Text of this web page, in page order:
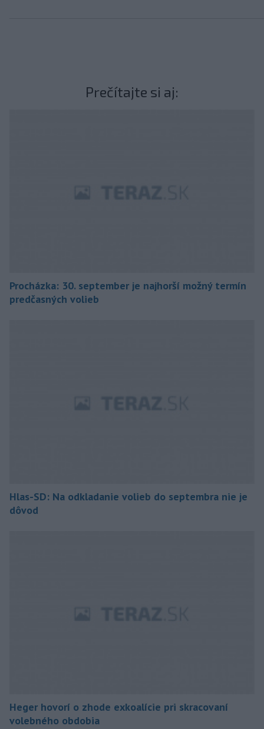
Prečítajte si aj:
Procházka: 30. september je najhorší možný termín
predčasných volieb
Hlas-SD: Na odkladanie volieb do septembra nie je
dôvod
Heger hovorí o zhode exkoalície pri skracovaní
volebného obdobia